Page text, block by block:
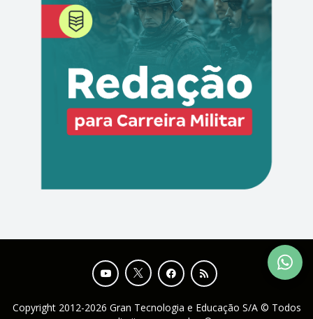
Copyright 2012-2026 Gran Tecnologia e Educação S/A © Todos